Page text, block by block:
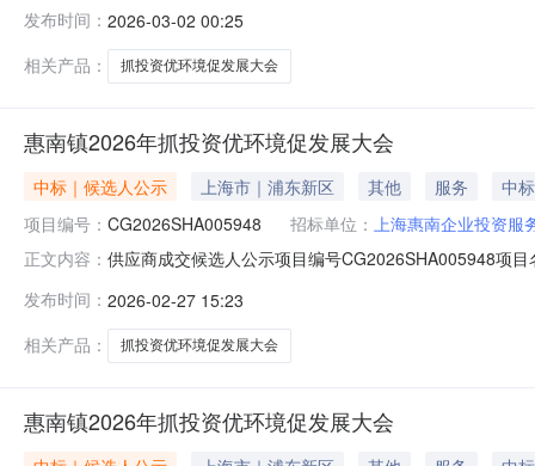
发布时间： 2026-03-02 00:25
相关产品：
抓投资优环境促发展大会
惠南镇2026年抓投资优环境促发展大会
中标｜候选人公示 上海市｜浦东新区 其他 服务
中
项目编号： CG2026SHA005948 招标单位： 上海惠南企业投资服
正文内容： 供应商成交候选人公示项目编号CG2026SHA005948项
67105695。反映情况须实事求是，提供具体线索或事实
发布时间： 2026-02-27 15:23
相关产品：
抓投资优环境促发展大会
惠南镇2026年抓投资优环境促发展大会